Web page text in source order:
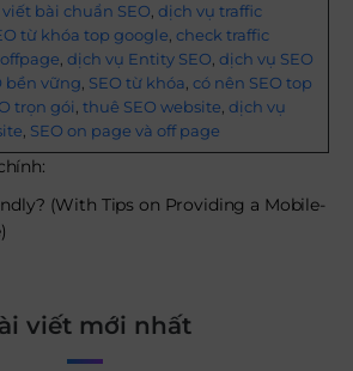
viết bài chuẩn SEO dịch vụ traffic
từ khóa top google check traffic
dịch vụ Entity SEO dịch vụ SEO
bền vững SEO từ khóa có nên SEO top
trọn gói thuê SEO website dịch vụ
SEO on page và off page
(With Tips on Providing a Mobile-
viết mới nhất